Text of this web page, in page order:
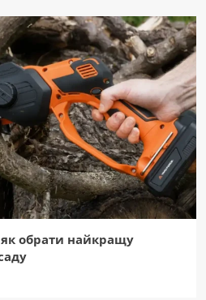
обрати найкращу